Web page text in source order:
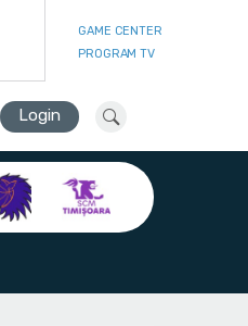
GAME CENTER
PROGRAM TV
Login